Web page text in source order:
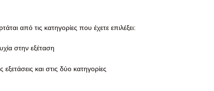
από τις κατηγορίες που έχετε επιλέξει:
στην εξέταση
και στις δύο κατηγορίες